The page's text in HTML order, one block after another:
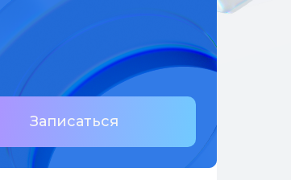
Записаться